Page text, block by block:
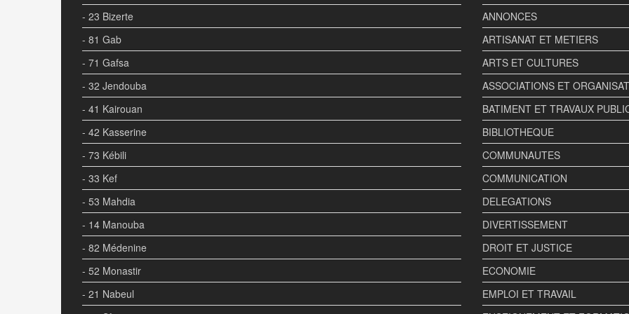
- 23 Bizerte
- 81 Gab
- 71 Gafsa
- 32 Jendouba
- 41 Kairouan
- 42 Kasserine
- 73 Kébili
- 33 Kef
- 53 Mahdia
- 14 Manouba
- 82 Médenine
- 52 Monastir
- 21 Nabeul
ANNONCES
ARTISANAT ET METIERS
ARTS ET CULTURES
ASSOCIATIONS ET
BATIMENT ET TRAVAUX
BIBLIOTHEQUE
COMMUNAUTES
COMMUNICATION
DELEGATIONS
DIVERTISSEMENT
DROIT ET JUSTICE
ECONOMIE
EMPLOI ET TRAVAIL